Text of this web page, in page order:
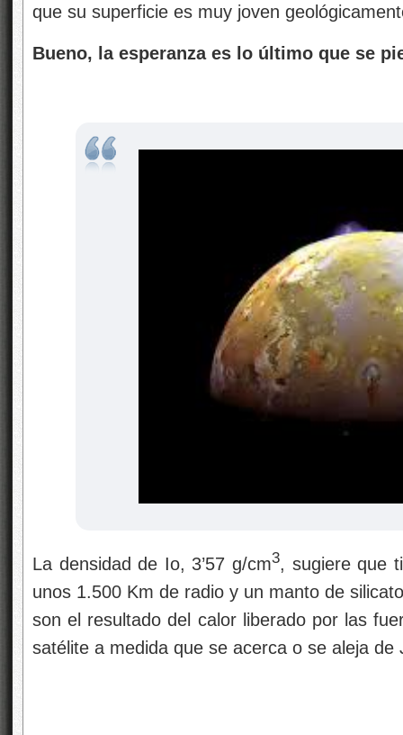
que su superficie es muy joven
Bueno, la esperanza es lo último que se
La densidad de Io, 3’57 g/cm3, sugiere que
unos 1.500 Km de radio y un manto de
son el resultado del calor liberado por las
satélite a medida que se acerca o se aleja de